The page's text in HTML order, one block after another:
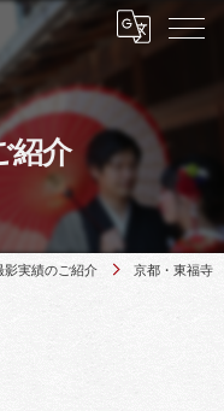
紹介
影実績のご紹介 京都・東福寺